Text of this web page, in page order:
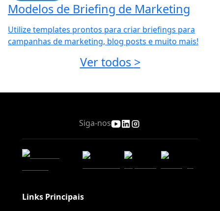
Modelos de Briefing de Marketing
Utilize templates prontos para criar briefings para
campanhas de marketing, blog posts e muito mais!
Ver todos >
Siga-nos
Links Principais